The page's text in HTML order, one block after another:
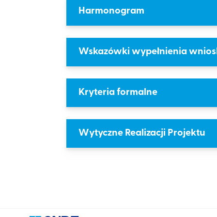
Harmonogram
Wskazówki wypełnienia
Kryteria formalne
Wytyczne Realizacji Projektu